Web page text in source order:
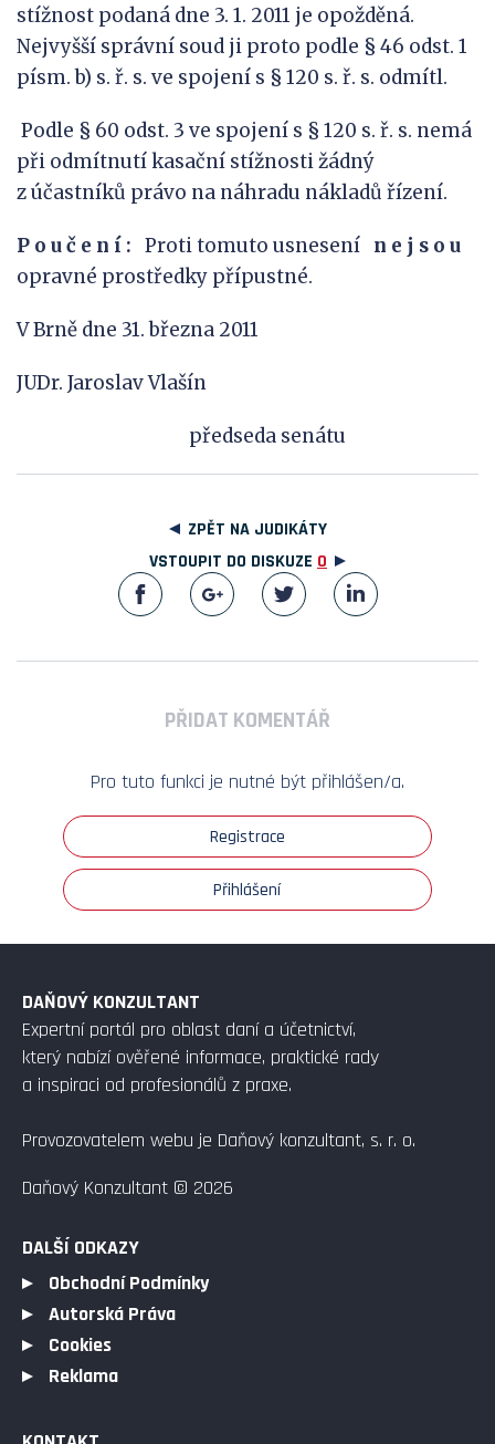
stížnost podaná dne 3. 1. 2011 je opožděná.
Nejvyšší správní soud ji proto podle § 46 odst. 1
písm. b) s. ř. s. ve spojení s § 120 s. ř. s. odmítl.
Podle § 60 odst. 3 ve spojení s § 120 s. ř. s. nemá
při odmítnutí kasační stížnosti žádný
z účastníků právo na náhradu nákladů řízení.
P o u č e n í : Proti tomuto usnesení n e j s o u
opravné prostředky přípustné.
V Brně dne 31. března 2011
JUDr. Jaroslav Vlašín
předseda senátu
ZPĚT NA JUDIKÁTY
VSTOUPIT DO DISKUZE 0
PŘIDAT KOMENTÁŘ
Pro tuto funkci je nutné být přihlášen/a.
Registrace
Přihlášení
DAŇOVÝ KONZULTANT
Expertní portál pro oblast daní a účetnictví,
který nabízí ověřené informace, praktické rady
a inspiraci od profesionálů z praxe.
Provozovatelem webu je Daňový konzultant, s. r. o.
Daňový Konzultant © 2026
DALŠÍ ODKAZY
Obchodní Podmínky
Autorská Práva
Cookies
Reklama